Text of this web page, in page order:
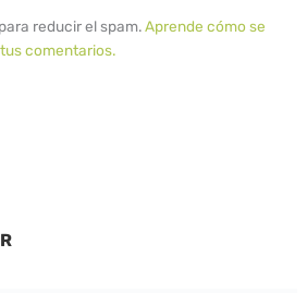
reducir el spam.Aprende cómo se
comentarios.